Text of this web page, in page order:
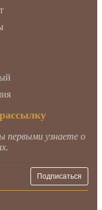
первыми узнаете о